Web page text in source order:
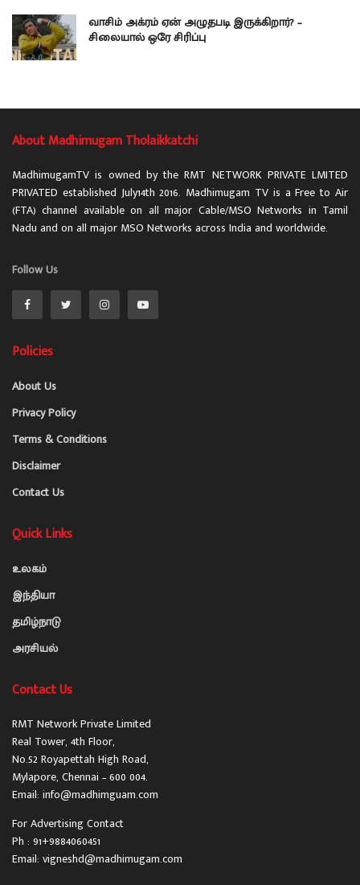
வாசிம் அக்ரம் ஏன் அழுதபடி இருக்கிறார்? –
சிலையால் ஒரே சிரிப்பு
About Madhimugam Tholaikkatchi
MadhimugamTV is owned by the RMT NETWORK PRIVATE LMITED
PRIVATED established July14th 2016. Madhimugam TV is a Free to Air
(FTA) channel available on all major Cable/MSO Networks in Tamil
Nadu and on all major MSO Networks across India and worldwide.
Follow Us
Policies
About Us
Privacy Policy
Terms & Conditions
Disclaimer
Contact Us
Quick Links
உலகம்
இந்தியா
தமிழ்நாடு
அரசியல்
Contact Us
RMT Network Private Limited
Real Tower, 4th Floor,
No.52 Royapettah High Road,
Mylapore, Chennai – 600 004.
Email: info@madhimguam.com
For Advertising Contact
Ph : 91+9884060451
Email: vigneshd@madhimugam.com